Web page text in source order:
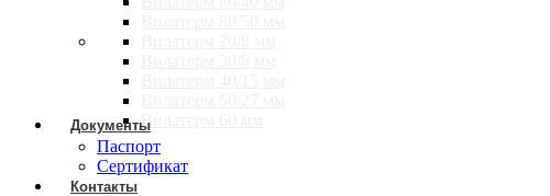
Вилатерм 60 мм
Документы
Паспорт
Сертификат
Контакты